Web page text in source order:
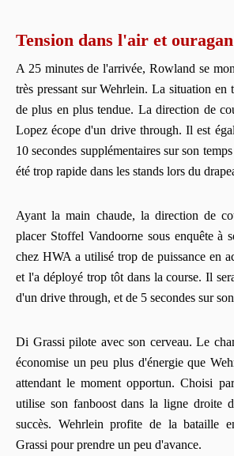
Tension dans l'air et
A 25 minutes de l'arrivée, Rowland se
très pressant sur Wehrlein. La situation en
de plus en plus tendue. La direction de
Lopez écope d'un drive through. Il est
10 secondes supplémentaires sur son
été trop rapide dans les stands lors du
Ayant la main chaude, la direction de
placer Stoffel Vandoorne sous enquête à
chez HWA a utilisé trop de puissance en
et l'a déployé trop tôt dans la course. Il
d'un drive through, et de 5 secondes sur
Di Grassi pilote avec son cerveau. Le
économise un peu plus d'énergie que
attendant le moment opportun. Choisi
utilise son fanboost dans la ligne droite
succès. Wehrlein profite de la bataille
Grassi pour prendre un peu d'avance.